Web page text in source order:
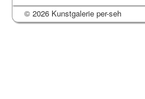
© 2026 Kunstgalerie per-seh